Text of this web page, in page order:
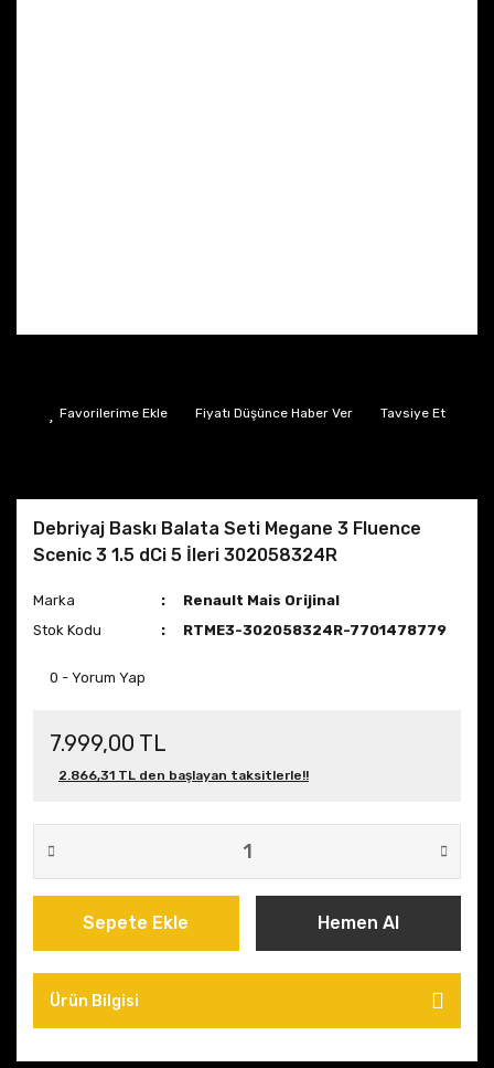
Fiyatı Düşünce Haber Ver Tavsiye Et
Debriyaj Baskı Balata Seti Megane 3 Fluence
Scenic 3 1.5 dCi 5 İleri 302058324R
Marka
Renault Mais Orijinal
Stok Kodu
RTME3-302058324R-7701478779
0 - Yorum Yap
7.999,00 TL
2.866,31 TL den başlayan taksitlerle!!
Sepete Ekle Hemen Al
Ürün Bilgisi